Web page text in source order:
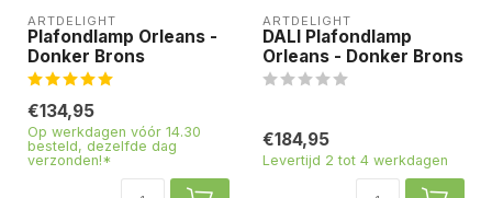
ARTDELIGHT
Plafondlamp Orleans -
Donker Brons
€134,95
Op werkdagen vóór 14.30
besteld, dezelfde dag
verzonden!*
ARTDELIGHT
DALI Plafondlamp
Orleans - Donker Brons
€184,95
Levertijd 2 tot 4 werkdagen